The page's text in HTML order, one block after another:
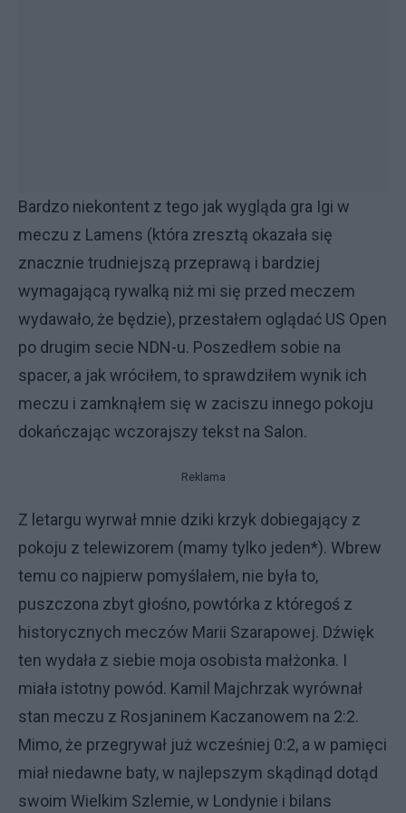
Bardzo niekontent z tego jak wygląda gra Igi w
meczu z Lamens (która zresztą okazała się
znacznie trudniejszą przeprawą i bardziej
wymagającą rywalką niż mi się przed meczem
wydawało, że będzie), przestałem oglądać US Open
po drugim secie NDN-u. Poszedłem sobie na
spacer, a jak wróciłem, to sprawdziłem wynik ich
meczu i zamknąłem się w zaciszu innego pokoju
dokańczając wczorajszy tekst na Salon.
Reklama
Z letargu wyrwał mnie dziki krzyk dobiegający z
pokoju z telewizorem (mamy tylko jeden*). Wbrew
temu co najpierw pomyślałem, nie była to,
puszczona zbyt głośno, powtórka z któregoś z
historycznych meczów Marii Szarapowej. Dźwięk
ten wydała z siebie moja osobista małżonka. I
miała istotny powód. Kamil Majchrzak wyrównał
stan meczu z Rosjaninem Kaczanowem na 2:2.
Mimo, że przegrywał już wcześniej 0:2, a w pamięci
miał niedawne baty, w najlepszym skądinąd dotąd
swoim Wielkim Szlemie, w Londynie i bilans